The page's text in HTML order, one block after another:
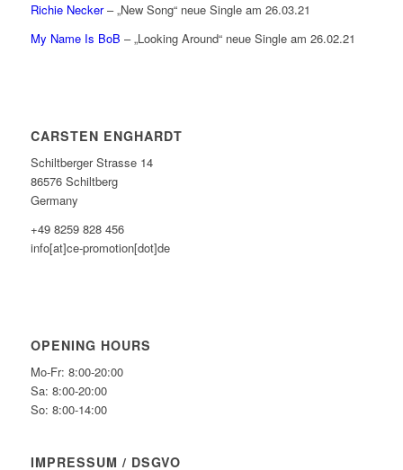
Richie Necker– „New Song“ neue Single am 26.03.21
My Name Is BoB – „Looking Around“ neue Single am 26.02.21
CARSTEN ENGHARDT
Schiltberger Strasse 14
86576 Schiltberg
Germany
+49 8259 828 456
info[at]ce-promotion[dot]de
OPENING HOURS
Mo-Fr: 8:00-20:00
Sa: 8:00-20:00
So: 8:00-14:00
IMPRESSUM / DSGVO